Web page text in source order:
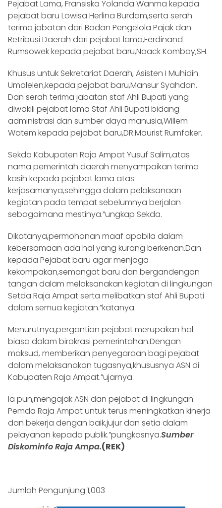
Pejabat Lama, Fransiska Yolanda Wanma kepada
pejabat baru Lowisa Herlina Burdam,serta serah
terima jabatan dari Badan Pengelola Pajak dan
Retribusi Daerah dari pejabat lama,Ferdinand
Rumsowek kepada pejabat baru,Noack Komboy,SH.
Khusus untuk Sekretariat Daerah, Asisten I Muhidin
Umalelen,kepada pejabat baru,Mansur Syahdan.
Dan serah terima jabatan staf Ahli Bupati yang
diwakili pejabat lama Staf Ahli Bupati bidang
administrasi dan sumber daya manusia,Willem
Watem kepada pejabat baru,DR.Maurist Rumfaker.
Sekda Kabupaten Raja Ampat Yusuf Salim,atas
nama pemerintah daerah menyampaikan terima
kasih kepada pejabat lama atas
kerjasamanya,sehingga dalam pelaksanaan
kegiatan pada tempat sebelumnya berjalan
sebagaimana mestinya.”ungkap Sekda.
Dikatanya,permohonan maaf apabila dalam
kebersamaan ada hal yang kurang berkenan.Dan
kepada Pejabat baru agar menjaga
kekompakan,semangat baru dan bergandengan
tangan dalam melaksanakan kegiatan di lingkungan
Setda Raja Ampat serta melibatkan staf Ahli Bupati
dalam semua kegiatan.”katanya.
Menurutnya,pergantian pejabat merupakan hal
biasa dalam birokrasi pemerintahan.Dengan
maksud, memberikan penyegaraan bagi pejabat
dalam melaksanakan tugasnya,khususnya ASN di
Kabupaten Raja Ampat.”ujarnya.
Ia pun,mengajak ASN dan pejabat di lingkungan
Pemda Raja Ampat untuk terus meningkatkan kinerja
dan bekerja dengan baik,jujur dan setia dalam
pelayanan kepada publik.”pungkasnya.Sumber
Diskominfo Raja Ampa.(REK)
Jumlah Pengunjung 1,003